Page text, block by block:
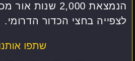
הנמצאת 2,000 שנות
לצפייה בחצי הכדור הדרומי.
שתפו